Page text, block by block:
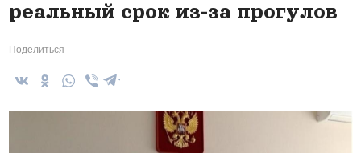
реальный срок из-за прогулов
Поделиться